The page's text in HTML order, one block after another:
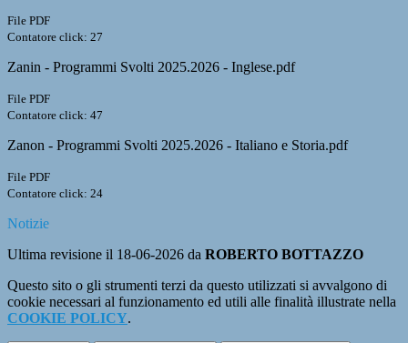
File PDF
Contatore click: 27
Zanin - Programmi Svolti 2025.2026 - Inglese.pdf
File PDF
Contatore click: 47
Zanon - Programmi Svolti 2025.2026 - Italiano e Storia.pdf
File PDF
Contatore click: 24
Notizie
Ultima revisione il 18-06-2026 da ROBERTO BOTTAZZO
Questo sito o gli strumenti terzi da questo utilizzati si avvalgono di
cookie necessari al funzionamento ed utili alle finalità illustrate nella
COOKIE POLICY.